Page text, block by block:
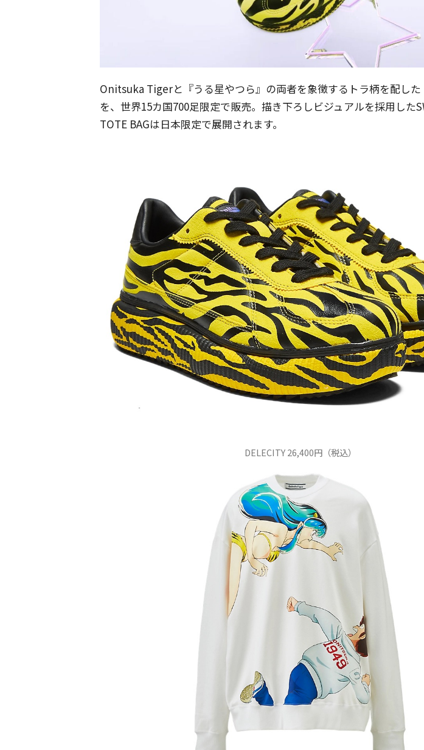
Onitsuka Tigerと『うる星やつら』の両者を象徴するトラ柄を配した
を、世界15カ国700足限定で販売。描き下ろしビジュアルを採用した
TOTE BAGは日本限定で展開されます。
DELECITY 26,400円（税込）